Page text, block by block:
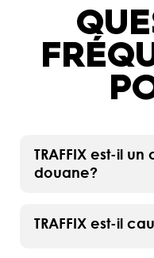
TRAFFIX est-il
douane?
TRAFFIX est-il